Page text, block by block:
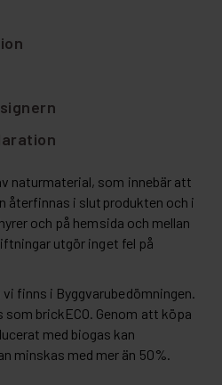
naturmaterial, som innebär att
återfinnas i slutprodukten och i
och på hemsida och mellan
utgör inget fel på
finns i Byggvarubedömningen.
som brickECO. Genom att köpa
med biogas kan
minskas med mer än 50%.